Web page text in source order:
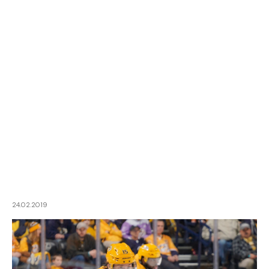
24.02.2019